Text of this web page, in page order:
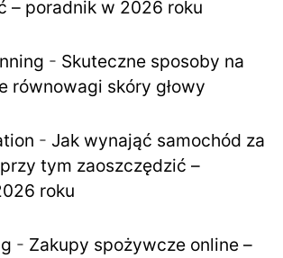
– poradnik w 2026 roku
- Skuteczne sposoby na
równowagi skóry głowy
- Jak wynająć samochód za
tym zaoszczędzić –
roku
- Zakupy spożywcze online –